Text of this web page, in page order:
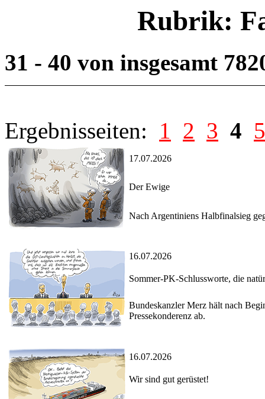
Rubrik:
31 - 40 von insgesamt
Ergebnisseiten: 1 2 3 4 5
17.07.2026
Der Ewige
Nach Argentiniens Halbfinalsieg
16.07.2026
Sommer-PK-Schlussworte, die
Bundeskanzler Merz hält nach
Pressekonderenz ab.
16.07.2026
Wir sind gut gerüstet!